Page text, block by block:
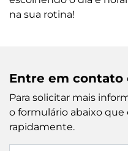
na sua rotina!
Entre em contato
Para solicitar mais
o formulário abaixo
rapidamente.